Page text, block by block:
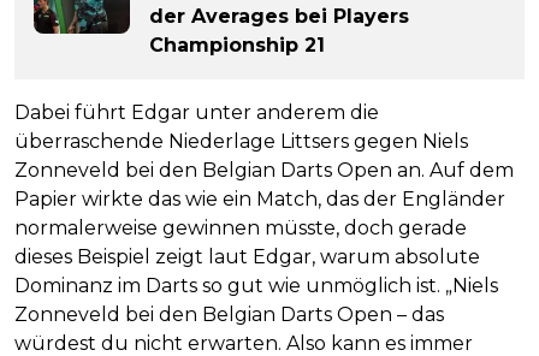
der Averages bei Players
Championship 21
Dabei führt Edgar unter anderem die
überraschende Niederlage Littsers gegen Niels
Zonneveld bei den Belgian Darts Open an. Auf dem
Papier wirkte das wie ein Match, das der Engländer
normalerweise gewinnen müsste, doch gerade
dieses Beispiel zeigt laut Edgar, warum absolute
Dominanz im Darts so gut wie unmöglich ist. „Niels
Zonneveld bei den Belgian Darts Open – das
würdest du nicht erwarten. Also kann es immer